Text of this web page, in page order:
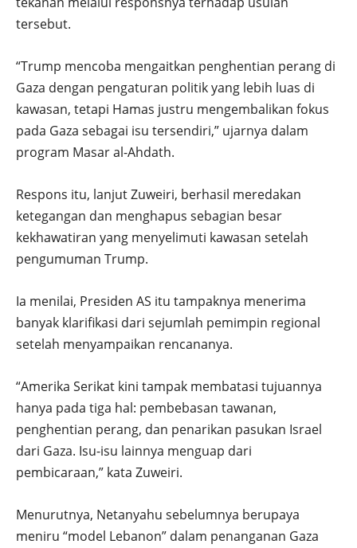
tersebut.
“Trump mencoba mengaitkan penghentian perang di
Gaza dengan pengaturan politik yang lebih luas di
kawasan, tetapi Hamas justru mengembalikan fokus
pada Gaza sebagai isu tersendiri,” ujarnya dalam
program Masar al-Ahdath.
Respons itu, lanjut Zuweiri, berhasil meredakan
ketegangan dan menghapus sebagian besar
kekhawatiran yang menyelimuti kawasan setelah
pengumuman Trump.
Ia menilai, Presiden AS itu tampaknya menerima
banyak klarifikasi dari sejumlah pemimpin regional
setelah menyampaikan rencananya.
“Amerika Serikat kini tampak membatasi tujuannya
hanya pada tiga hal: pembebasan tawanan,
penghentian perang, dan penarikan pasukan Israel
dari Gaza. Isu-isu lainnya menguap dari
pembicaraan,” kata Zuweiri.
Menurutnya, Netanyahu sebelumnya berupaya
meniru “model Lebanon” dalam penanganan Gaza